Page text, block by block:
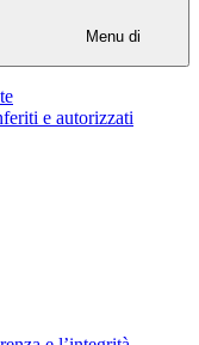
Menu di
e autorizzati